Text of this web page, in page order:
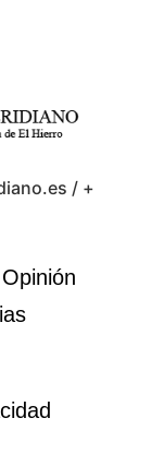
/ +
Opinión